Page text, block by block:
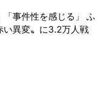
「事件性を感じる」 ふ
い異変〟に3.2万人戦